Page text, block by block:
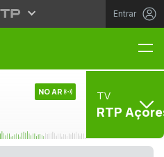
Entrar
NO AR TV
RTP